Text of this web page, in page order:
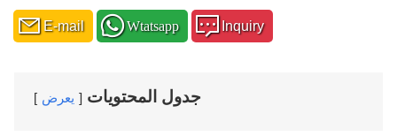
E-mail Wtatsapp Inquiry
جدول المحتويات يعرض